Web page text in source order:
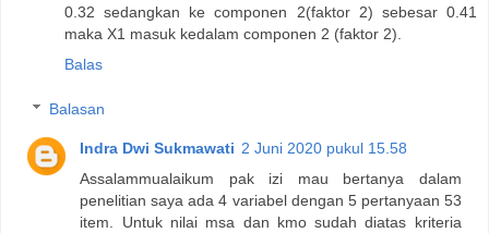
0.32 sedangkan ke componen 2(faktor 2) sebesar 0.41
maka X1 masuk kedalam componen 2 (faktor 2).
Balas
Balasan
Indra Dwi Sukmawati 2 Juni 2020 pukul 15.58
Assalammualaikum pak izi mau bertanya dalam
penelitian saya ada 4 variabel dengan 5 pertanyaan 53
item. Untuk nilai msa dan kmo sudah diatas kriteria